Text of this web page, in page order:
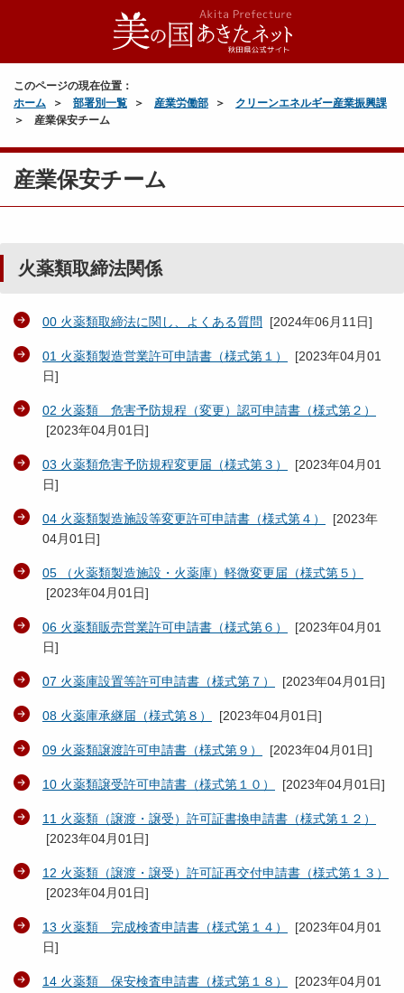
このページの現在位置：
ホーム
部署別一覧 産業労働部
クリーンエネルギー産業振興課
産業保安チーム
産業保安チーム
火薬類取締法関係
00 火薬類取締法に関し、よくある質問 [2024年06月11日]
01 火薬類製造営業許可申請書（様式第１） [2023年04月01
日]
02 火薬類 危害予防規程（変更）認可申請書（様式第２）
[2023年04月01日]
03 火薬類危害予防規程変更届（様式第３） [2023年04月01
日]
04 火薬類製造施設等変更許可申請書（様式第４） [2023年
04月01日]
05 （火薬類製造施設・火薬庫）軽微変更届（様式第５）
[2023年04月01日]
06 火薬類販売営業許可申請書（様式第６） [2023年04月01
日]
07 火薬庫設置等許可申請書（様式第７） [2023年04月01日]
08 火薬庫承継届（様式第８） [2023年04月01日]
09 火薬類譲渡許可申請書（様式第９） [2023年04月01日]
10 火薬類譲受許可申請書（様式第１０） [2023年04月01日]
11 火薬類（譲渡・譲受）許可証書換申請書（様式第１２）
[2023年04月01日]
12 火薬類（譲渡・譲受）許可証再交付申請書（様式第１３）
[2023年04月01日]
13 火薬類 完成検査申請書（様式第１４） [2023年04月01
日]
14 火薬類 保安検査申請書（様式第１８） [2023年04月01